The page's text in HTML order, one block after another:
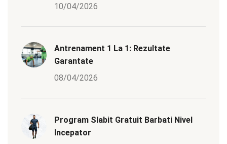
10/04/2026
Antrenament 1 La 1: Rezultate
Garantate
08/04/2026
Program Slabit Gratuit Barbati Nivel
Incepator